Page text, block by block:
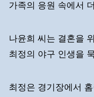
가족의 응원 속에서
나윤희 씨는 결혼을
최정의 야구 인생을
최정은 경기장에서